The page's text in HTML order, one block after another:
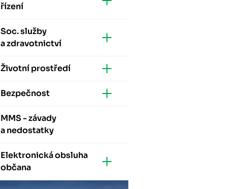
řízení
Soc. služby
a zdravotnictví
Životní prostředí
Bezpečnost
MMS - závady
a nedostatky
Elektronická obsluha
občana